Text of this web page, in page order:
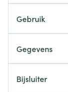
Gebruik
Max. 300
Gegevens
Bijsluiter